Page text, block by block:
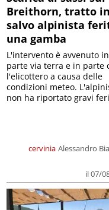
Breithorn, tratto in
salvo alpinista
una gamba
cervinia Alessandro
il 07/
L'intervento è avvenuto in
parte via terra e in parte
l'elicottero a causa delle
condizioni meteo.
non ha riportato gravi